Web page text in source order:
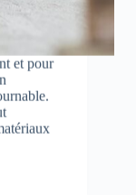
et pour